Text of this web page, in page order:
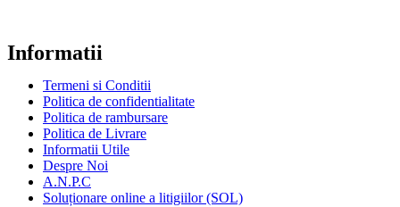
Informatii
Termeni si Conditii
Politica de confidentialitate
Politica de rambursare
Politica de Livrare
Informatii Utile
Despre Noi
A.N.P.C
Soluționare online a litigiilor (SOL)